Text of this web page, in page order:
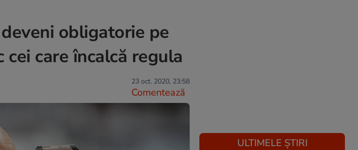
obligatorie pe
care încalcă regula
23 oct. 2020, 23:58
Comentează
ULTIMELE ȘTIRI